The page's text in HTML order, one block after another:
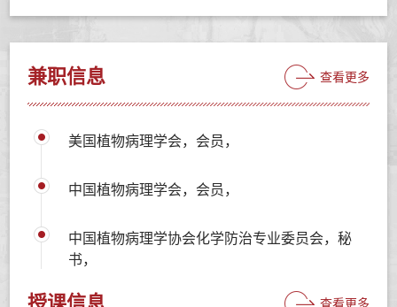
兼职信息 查看更多
美国植物病理学会，会员，
中国植物病理学会，会员，
中国植物病理学协会化学防治专业委员会，秘
书，
查看更多